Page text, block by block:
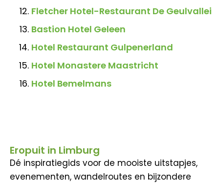
Fletcher Hotel-Restaurant De Geulvallei
Bastion Hotel Geleen
Hotel Restaurant Gulpenerland
Hotel Monastere Maastricht
Hotel Bemelmans
Eropuit in Limburg
Dé inspiratiegids voor de mooiste uitstapjes,
evenementen, wandelroutes en bijzondere